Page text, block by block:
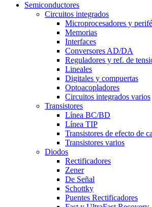
Semiconductores
Circuitos integrados
Microprocesadores y
Memorias
Interfaces
Conversores AD/DA
Reguladores y ref. de
Lineales
Digitales y compuertas
Optoacopladores
Circuitos integrados varios
Transistores
Línea BC/BD
Línea TIP
Transistores de efecto de
Transistores varios
Diodos
Rectificadores
Zener
De Señal
Schottky
Puentes Rectificadores